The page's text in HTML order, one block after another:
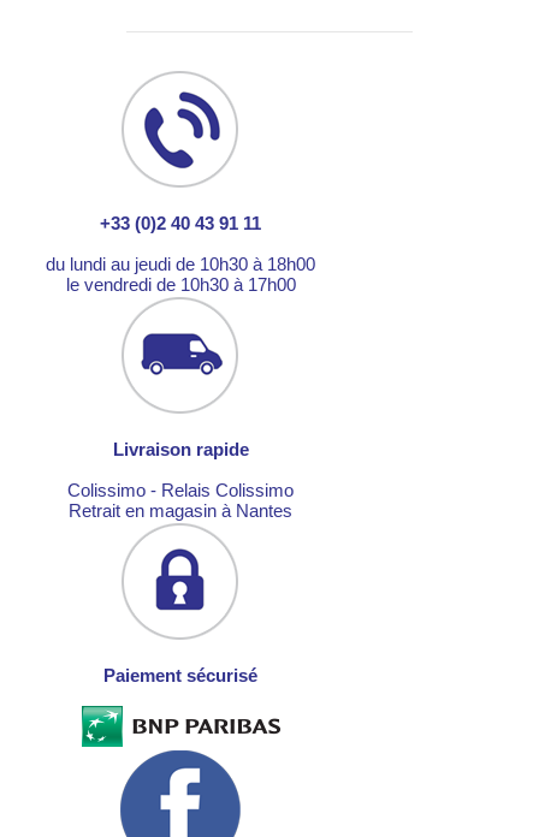
+33 (0)2 40 43 91 11
du lundi au jeudi de 10h30 à 18h00
le vendredi de 10h30 à 17h00
Livraison rapide
Colissimo - Relais Colissimo
Retrait en magasin à Nantes
Paiement sécurisé